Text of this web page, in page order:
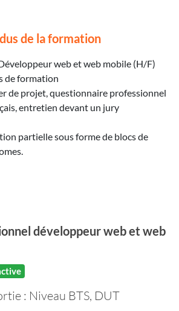
de la formation
web et web mobile (H/F)
de formation
de projet, questionnaire professionnel
entretien devant un jury
partielle sous forme de blocs de
développeur web et web
: Niveau BTS, DUT